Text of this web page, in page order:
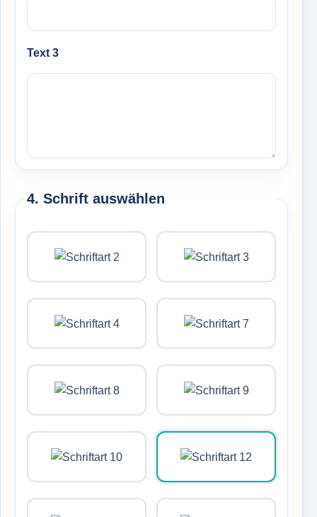
Text 3
4. Schrift auswählen